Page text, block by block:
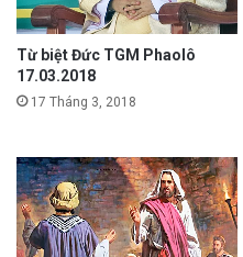
Từ biệt Đức TGM Phaolô
17.03.2018
17 Tháng 3, 2018